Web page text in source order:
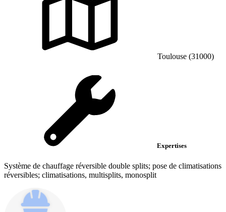
Toulouse (31000)
Expertises
Système de chauffage réversible double splits; pose de climatisations
réversibles; climatisations, multisplits, monosplit